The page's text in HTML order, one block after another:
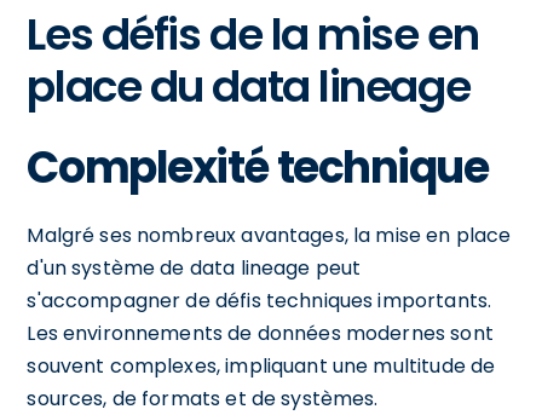
Les défis de la mise en
place du data lineage
Complexité technique
Malgré ses nombreux avantages, la mise en place
d'un système de data lineage peut
s'accompagner de défis techniques importants.
Les environnements de données modernes sont
souvent complexes, impliquant une multitude de
sources, de formats et de systèmes.